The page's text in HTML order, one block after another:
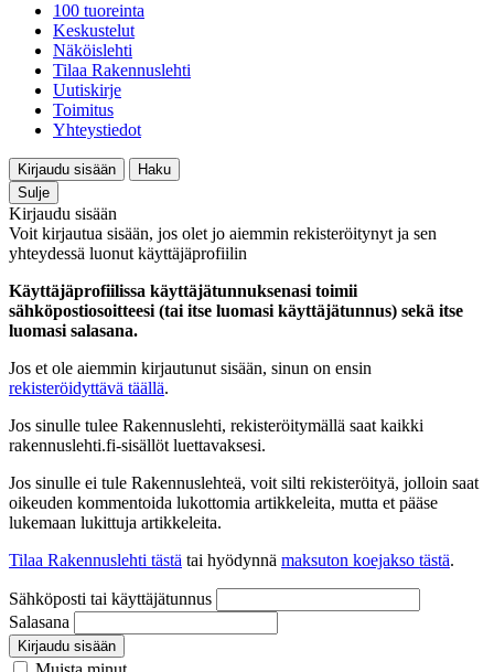
100 tuoreinta
Keskustelut
Näköislehti
Tilaa Rakennuslehti
Uutiskirje
Toimitus
Yhteystiedot
Kirjaudu sisään
Haku
Sulje
Kirjaudu sisään
Voit kirjautua sisään, jos olet jo aiemmin rekisteröitynyt ja sen
yhteydessä luonut käyttäjäprofiilin
Käyttäjäprofiilissa käyttäjätunnuksenasi toimii
sähköpostiosoitteesi (tai itse luomasi käyttäjätunnus) sekä itse
luomasi salasana.
Jos et ole aiemmin kirjautunut sisään, sinun on ensin
rekisteröidyttävä täällä.
Jos sinulle tulee Rakennuslehti, rekisteröitymällä saat kaikki
rakennuslehti.fi-sisällöt luettavaksesi.
Jos sinulle ei tule Rakennuslehteä, voit silti rekisteröityä, jolloin saat
oikeuden kommentoida lukottomia artikkeleita, mutta et pääse
lukemaan lukittuja artikkeleita.
Tilaa Rakennuslehti tästä tai hyödynnä maksuton koejakso tästä.
Sähköposti tai käyttäjätunnus
Salasana
Kirjaudu sisään